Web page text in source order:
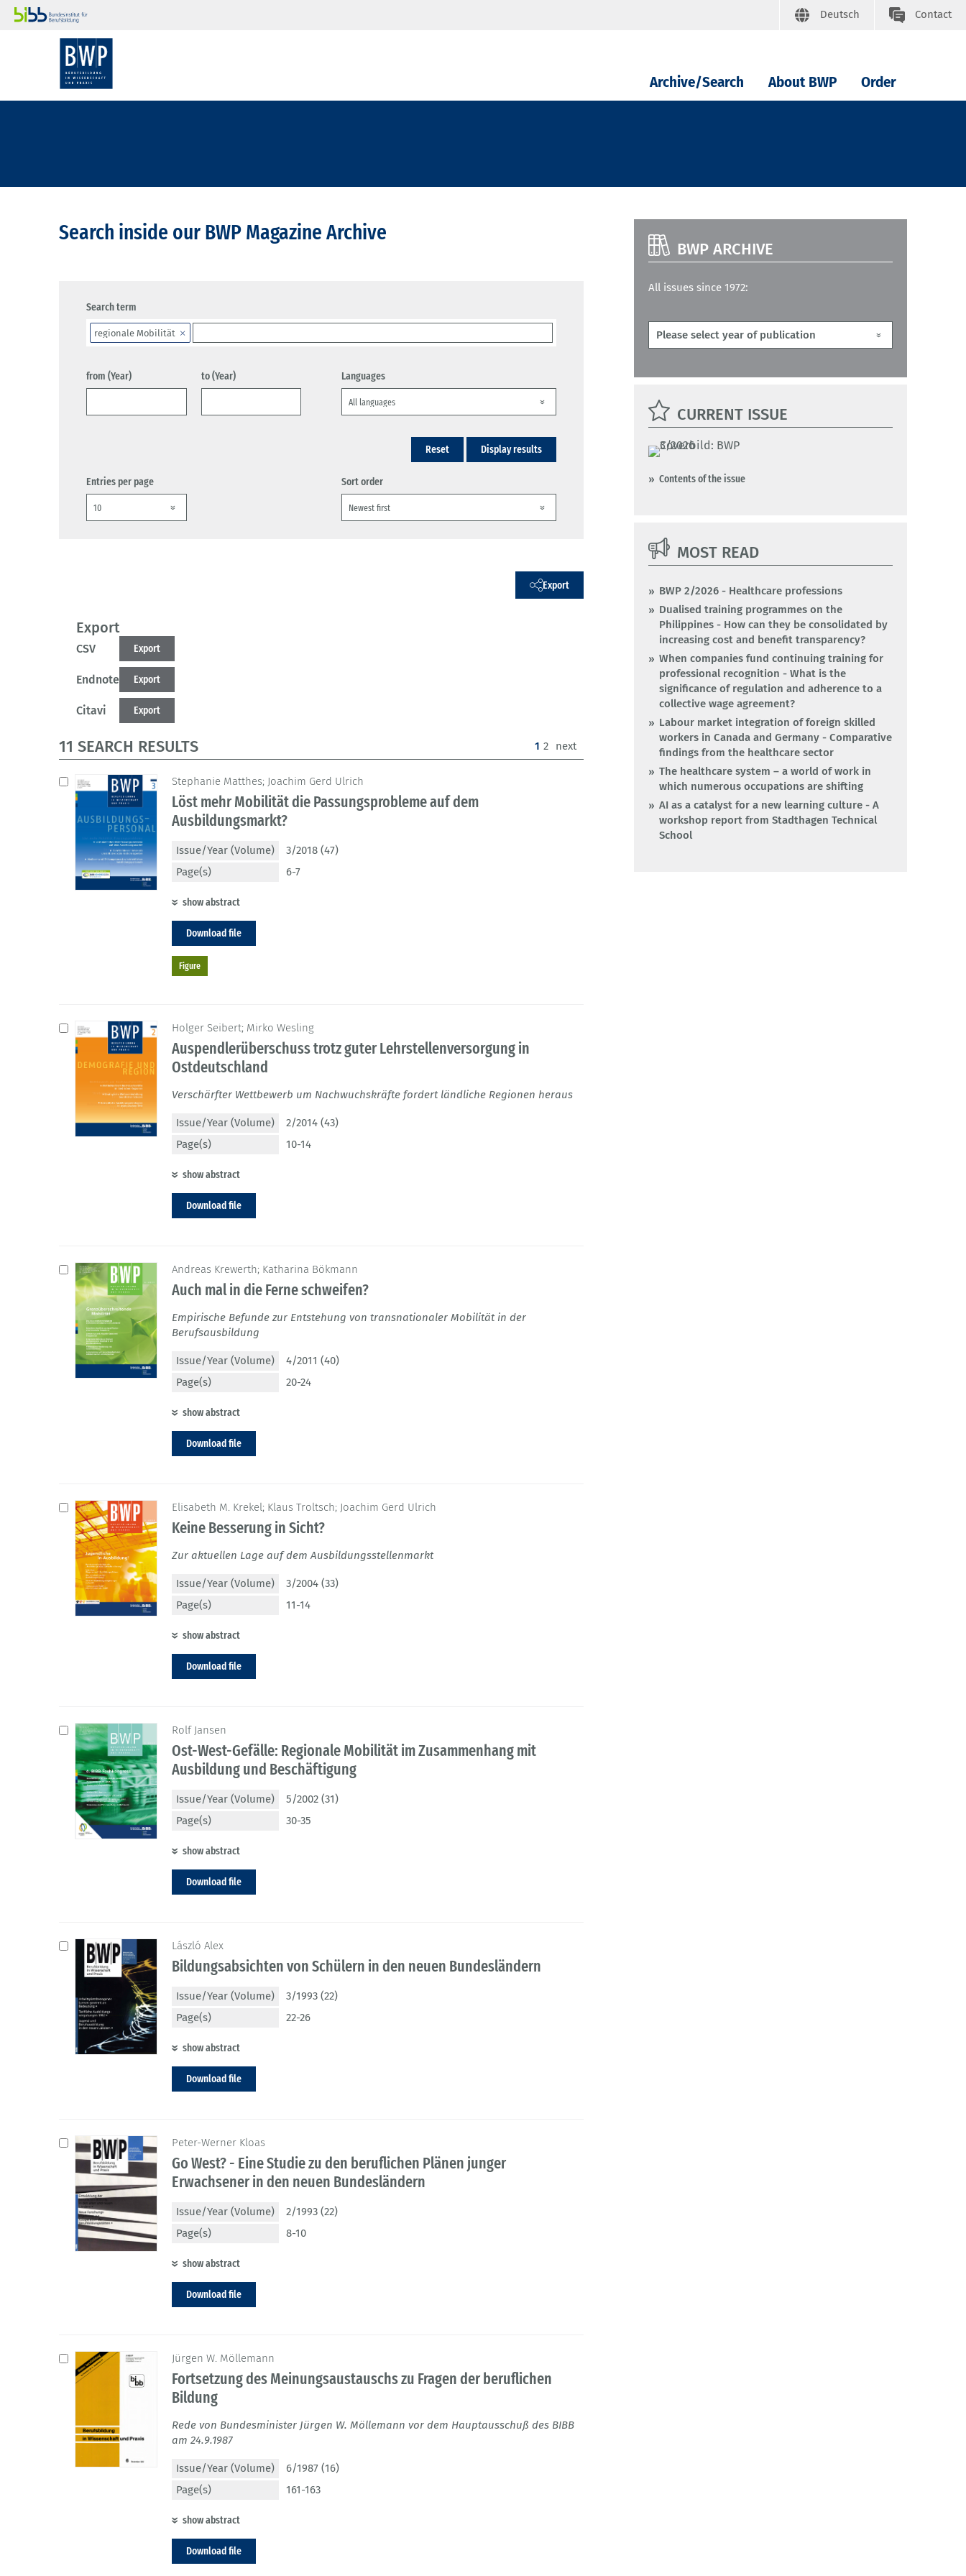
Deutsch Contact
Archive/Search About BWP Order
Search inside our BWP Magazine Archive
Search term
regionale Mobilität
from (Year) to (Year) Languages
Reset Display results
Entries per page Sort order
Export
Export
CSV Export
Endnote Export
Citavi Export
11 SEARCH RESULTS 1 (current)
2 next
Stephanie Matthes; Joachim Gerd Ulrich
Löst mehr Mobilität die Passungsprobleme auf dem
Ausbildungsmarkt?
Issue/Year (Volume)
3/2018 (47)
Page(s)
6-7
show abstract
Download file
Figure
Holger Seibert; Mirko Wesling
Auspendlerüberschuss trotz guter Lehrstellenversorgung in
Ostdeutschland
Verschärfter Wettbewerb um Nachwuchskräfte fordert ländliche Regionen heraus
Issue/Year (Volume)
2/2014 (43)
Page(s)
10-14
show abstract
Download file
Andreas Krewerth; Katharina Bökmann
Auch mal in die Ferne schweifen?
Empirische Befunde zur Entstehung von transnationaler Mobilität in der
Berufsausbildung
Issue/Year (Volume)
4/2011 (40)
Page(s)
20-24
show abstract
Download file
Elisabeth M. Krekel; Klaus Troltsch; Joachim Gerd Ulrich
Keine Besserung in Sicht?
Zur aktuellen Lage auf dem Ausbildungsstellenmarkt
Issue/Year (Volume)
3/2004 (33)
Page(s)
11-14
show abstract
Download file
Rolf Jansen
Ost-West-Gefälle: Regionale Mobilität im Zusammenhang mit
Ausbildung und Beschäftigung
Issue/Year (Volume)
5/2002 (31)
Page(s)
30-35
show abstract
Download file
László Alex
Bildungsabsichten von Schülern in den neuen Bundesländern
Issue/Year (Volume)
3/1993 (22)
Page(s)
22-26
show abstract
Download file
Peter-Werner Kloas
Go West? - Eine Studie zu den beruflichen Plänen junger
Erwachsener in den neuen Bundesländern
Issue/Year (Volume)
2/1993 (22)
Page(s)
8-10
show abstract
Download file
Jürgen W. Möllemann
Fortsetzung des Meinungsaustauschs zu Fragen der beruflichen
Bildung
Rede von Bundesminister Jürgen W. Möllemann vor dem Hauptausschuß des BIBB
am 24.9.1987
Issue/Year (Volume)
6/1987 (16)
Page(s)
161-163
show abstract
Download file
BWP ARCHIVE
All issues since 1972:
CURRENT ISSUE
Contents of the issue
MOST READ
BWP 2/2026 - Healthcare professions
Dualised training programmes on the
Philippines - How can they be consolidated by
increasing cost and benefit transparency?
When companies fund continuing training for
professional recognition - What is the
significance of regulation and adherence to a
collective wage agreement?
Labour market integration of foreign skilled
workers in Canada and Germany - Comparative
findings from the healthcare sector
The healthcare system – a world of work in
which numerous occupations are shifting
AI as a catalyst for a new learning culture - A
workshop report from Stadthagen Technical
School